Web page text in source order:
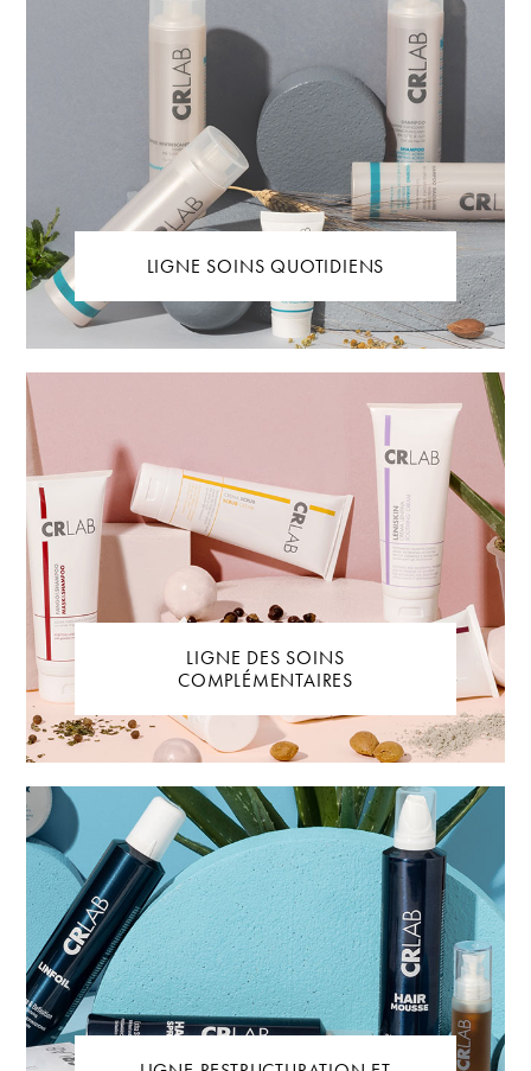
LIGNE SOINS QUOTIDIENS
LIGNE DES SOINS
COMPLÉMENTAIRES